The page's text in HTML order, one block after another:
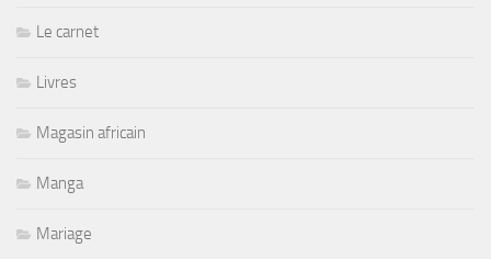
Le carnet
Livres
Magasin africain
Manga
Mariage